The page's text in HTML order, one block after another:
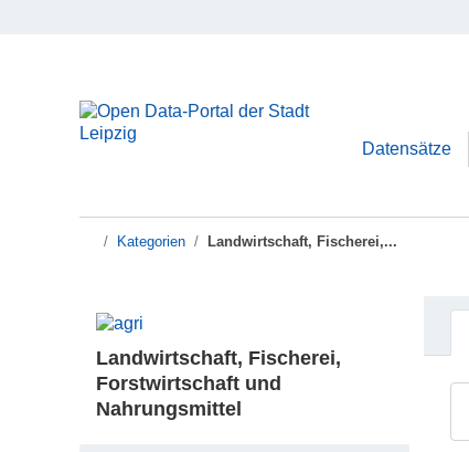
Datensätze
Kategorien Landwirtschaft, Fischerei,...
Landwirtschaft, Fischerei,
Forstwirtschaft und
Nahrungsmittel